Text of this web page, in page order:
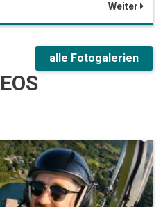
Weiter
alle Fotogalerien